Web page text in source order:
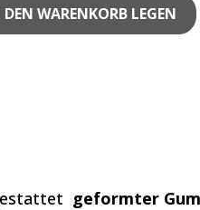
WARENKORB LEGEN
geformter